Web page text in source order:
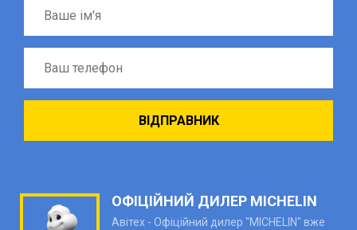
ОФІЦІЙНИЙ ДИЛЕР MICHELIN
Авітех - Офіційний дилер "MICHELIN" вже